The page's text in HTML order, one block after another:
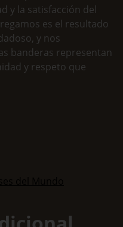
y la satisfacción del
es el resultado
y nos
banderas representan
y respeto que